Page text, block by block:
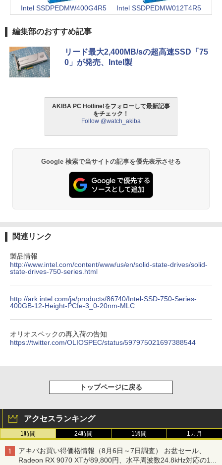
Intel SSDPEDMW400G4R5 Intel SSDPEDMW012T4R5
編集部のおすすめ記事
リード最大2,400MB/sの超高速SSD「75
0」が発売、Intel製
AKIBA PC Hotline!をフォローして最新記事
をチェック！
Follow @watch_akiba
Google 検索で当サイトの記事を優先表示させる
関連リンク
製品情報
http://www.intel.com/content/www/us/en/solid-state-drives/solid-
state-drives-750-series.html
http://ark.intel.com/ja/products/86740/Intel-SSD-750-Series-
400GB-12-Height-PCIe-3_0-20nm-MLC
オリオスペックの再入荷の告知
https://twitter.com/OLIOSPEC/status/597975021697388544
トップページに戻る
アクセスランキング
1時間 24時間 1週間 1カ月
アキバお買い得価格情報（8月6日～7日調査） お盆セール、
Radeon RX 9070 XTが89,800円、水平周波数24.8kHz対応の17